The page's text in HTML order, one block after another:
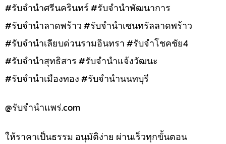
#รับจำนำศรีนครินทร์ #รับจำนำพัฒนาการ
#รับจำนำลาดพร้าว #รับจำนำเซนทรัลลาดพร้าว
#รับจำนำเลียบด่วนรามอินทรา #รับจำโชคชัย4
#รับจำนำสุทธิสาร #รับจำนำแจ้งวัฒนะ
#รับจำนำเมืองทอง #รับจำนำนนทบุรี
@รับจํานําแพร่.com
ให้ราคาเป็นธรรม อนุมัติง่าย ผ่านเร็วทุกขั้นตอน